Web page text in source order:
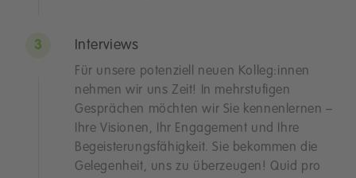
Interviews
Für unsere potenziell neuen Kolleg:innen
nehmen wir uns Zeit! In mehrstufigen
Gesprächen möchten wir Sie kennenlernen –
Ihre Visionen, Ihr Engagement und Ihre
Begeisterungsfähigkeit. Sie bekommen die
Gelegenheit, uns zu überzeugen! Quid pro